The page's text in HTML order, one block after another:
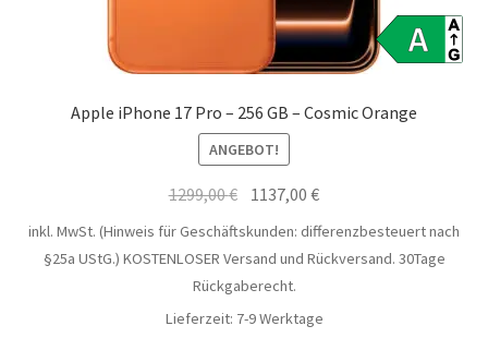
Apple iPhone 17 Pro – 256 GB – Cosmic Orange
ANGEBOT!
1299,00€ Ursprünglicher
1137,00€Aktueller
Preis
inkl. MwSt. (Hinweis für Geschäftskunden: differenzbesteuert nach
§25a UStG.) KOSTENLOSER Versand und Rückversand. 30Tage
Rückgaberecht.
Lieferzeit: 7-9 Werktage